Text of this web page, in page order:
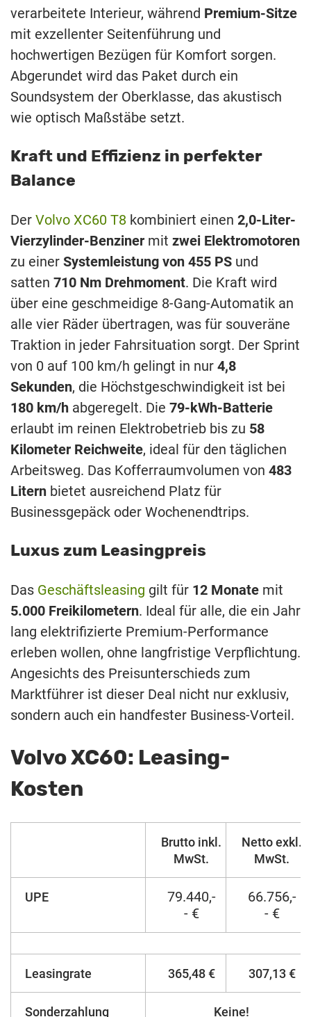
verarbeitete Interieur, während Premium-Sitze
mit exzellenter Seitenführung und
hochwertigen Bezügen für Komfort sorgen.
Abgerundet wird das Paket durch ein
Soundsystem der Oberklasse, das akustisch
wie optisch Maßstäbe setzt.
Kraft und Effizienz in perfekter
Balance
Der Volvo XC60 T8 kombiniert einen 2,0-Liter-
Vierzylinder-Benziner mit zwei Elektromotoren
zu einer Systemleistung von 455 PS und
satten 710 Nm Drehmoment. Die Kraft wird
über eine geschmeidige 8-Gang-Automatik an
alle vier Räder übertragen, was für souveräne
Traktion in jeder Fahrsituation sorgt. Der Sprint
von 0 auf 100 km/h gelingt in nur 4,8
Sekunden, die Höchstgeschwindigkeit ist bei
180 km/h abgeregelt. Die 79-kWh-Batterie
erlaubt im reinen Elektrobetrieb bis zu 58
Kilometer Reichweite, ideal für den täglichen
Arbeitsweg. Das Kofferraumvolumen von 483
Litern bietet ausreichend Platz für
Businessgepäck oder Wochenendtrips.
Luxus zum Leasingpreis
Das Geschäftsleasing gilt für 12 Monate mit
5.000 Freikilometern. Ideal für alle, die ein Jahr
lang elektrifizierte Premium-Performance
erleben wollen, ohne langfristige Verpflichtung.
Angesichts des Preisunterschieds zum
Marktführer ist dieser Deal nicht nur exklusiv,
sondern auch ein handfester Business-Vorteil.
Volvo XC60: Leasing-
Kosten
Brutto inkl.
MwSt.
Netto exkl.
MwSt.
UPE
79.440,-
- €
66.756,-
- €
Leasingrate 365,48 € 307,13 €
Sonderzahlung Keine!